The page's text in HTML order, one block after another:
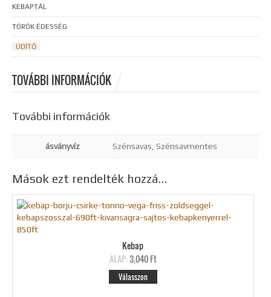
KEBAPTÁL
TÖRÖK ÉDESSÉG
ÜDÍTŐ
TOVÁBBI INFORMÁCIÓK
További információk
ásványvíz Szénsavas, Szénsavmentes
Mások ezt rendelték hozzá…
Kebap
ALAP:3,040 Ft
Válasszon